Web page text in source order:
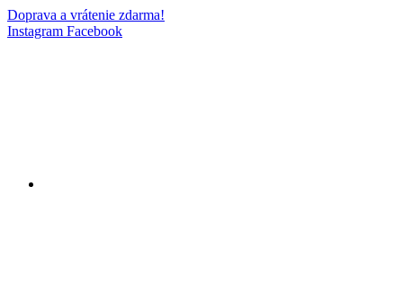
Doprava a vrátenie zdarma!
Instagram Facebook